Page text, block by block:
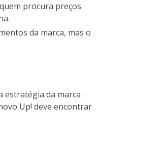
procura preços
da marca, mas o
estratégia da marca
Up! deve encontrar